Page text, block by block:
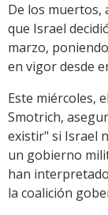
De los muertos,
que Israel
marzo,
en vigor desde
Este miércoles,
Smotrich,
existir" si Israel
un gobierno
han
la coalición